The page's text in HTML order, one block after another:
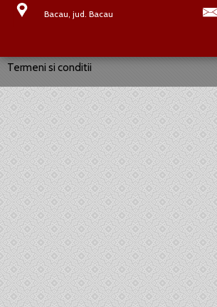
Bacau, jud. Bacau
Termeni si conditii